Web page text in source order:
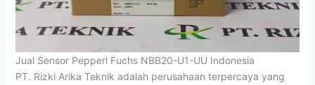
Jual Sensor Pepperl Fuchs NBB20-U1-UU Indonesia
PT. Rizki Arika Teknik adalah perusahaan terpercaya yang